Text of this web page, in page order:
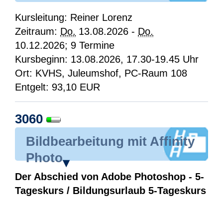
Kursleitung: Reiner Lorenz
Zeitraum: Do. 13.08.2026 - Do.
10.12.2026; 9 Termine
Kursbeginn: 13.08.2026, 17.30-19.45 Uhr
Ort: KVHS, Juleumshof, PC-Raum 108
Entgelt: 93,10 EUR
3060
Bildbearbeitung mit Affinity
Photo▾
Der Abschied von Adobe Photoshop - 5-
Tageskurs / Bildungsurlaub 5-Tageskurs